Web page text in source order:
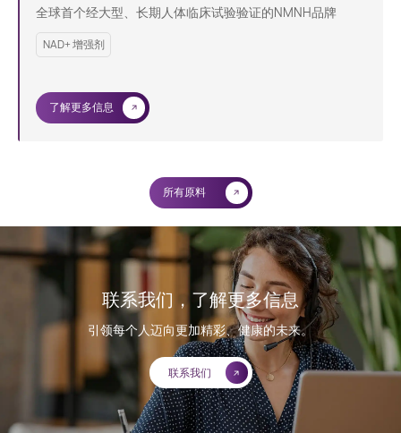
全球首个经大型、长期人体临床试验验证的NMNH品牌
NAD+ 增强剂
了解更多信息
所有原料
联系我们，了解更多信息
引领每个人迈向更加精彩、健康的未来。
联系我们